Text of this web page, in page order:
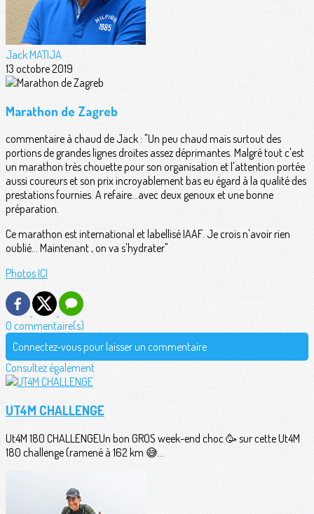
Jack MATIJA
13 octobre 2019
Marathon de Zagreb
commentaire à chaud de Jack : "Un peu chaud mais surtout des
portions de grandes lignes droites assez déprimantes. Malgré tout c'est
un marathon très chouette pour son organisation et l'attention portée
aussi coureurs et son prix incroyablement bas eu égard à la qualité des
prestations fournies. A refaire...avec deux genoux et une bonne
préparation.
Ce marathon est international et labellisé IAAF. Je crois n'avoir rien
oublié... Maintenant , on va s'hydrater"
Photos ICI
0 commentaire(s)
Connectez-vous pour laisser un commentaire
Consultez également
UT4M CHALLENGE
Ut4M 180 CHALLENGEUn bon GROS week-end choc 🥳 sur cette Ut4M
180 challenge (ramené à 162 km 😅...